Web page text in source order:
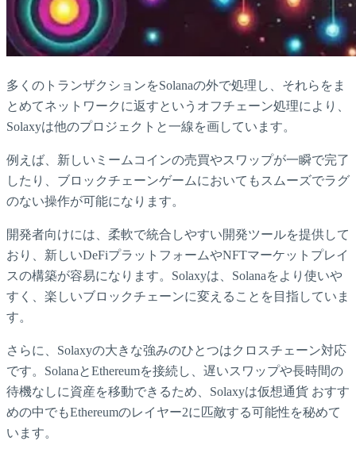
多くのトランザクションをSolanaの外で処理し、それらをま
とめてネットワークに返すというオフチェーン処理により、
Solaxyは他のプロジェクトと一線を画しています。
例えば、新しいミームコインの売買やスワップが一瞬で完了
したり、ブロックチェーンゲームにおいてもスムーズでラグ
のない操作が可能になります。
開発者向けには、柔軟で統合しやすい開発ツールを提供して
おり、新しいDeFiプラットフォームやNFTマーケットプレイ
スの構築が容易になります。Solaxyは、Solanaをより使いや
すく、楽しいブロックチェーンに変えることを目指していま
す。
さらに、Solaxyの大きな強みのひとつはクロスチェーン対応
です。SolanaとEthereumを接続し、遅いスワップや長時間の
待機なしに資産を移動できるため、Solaxyは仮想通貨 おすす
めの中でもEthereumのレイヤー2に匹敵する可能性を秘めて
います。